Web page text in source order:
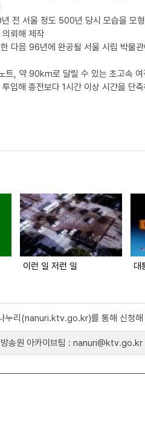
전 서울 정도 500년 당시 모습을 모
뢰해 제작
다음 96년에 완공될 서울 시립 박물
, 약 90km로 달릴 수 있는 초고속 여
입해 종전보다 1시간 이상 시간을 단
이런 일 저런 일 대
누리(nanuri.ktv.go.kr)를 통해 신청해
방송원 아카이브팀 : nanuri@ktv.go.kr